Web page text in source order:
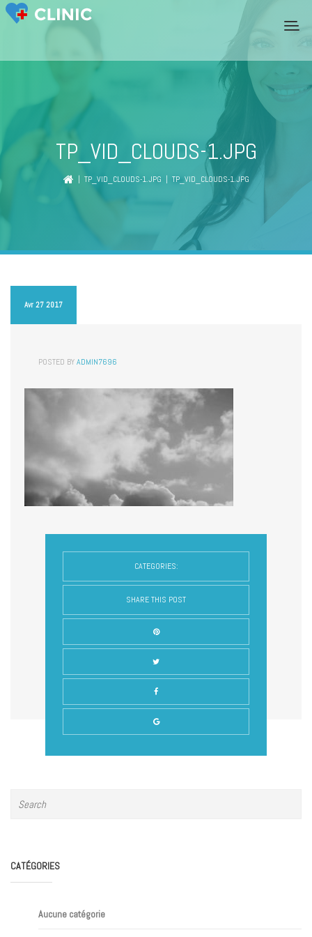
TP_VID_CLOUDS-1.JPG
| TP_VID_CLOUDS-1.JPG | TP_VID_CLOUDS-1.JPG
Avr 27 2017
POSTED BYADMIN7696
CATEGORIES:
SHARE THIS POST
CATÉGORIES
Aucune catégorie